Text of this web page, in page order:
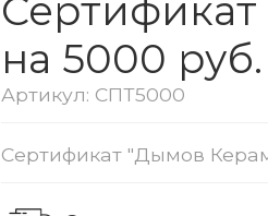
на 5000 руб.
Артикул: СПТ5000
Сертификат "Дымов